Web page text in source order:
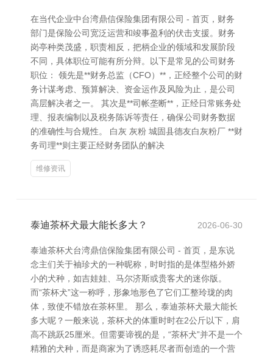
在当代企业中台湾鼎信保险集团有限公司 - 首页，财务
部门是保险公司宽泛运营和竣事盈利的伏击支援。财务
岗亭种类茂盛，职责相反，把柄企业的领域和发展阶段
不同，具体职位可能有所分辩。以下是常见的公司财务
职位： 领先是**财务总监（CFO）**，正经整个公司的财
务计谋考虑、预算解决、资金运作及风险为止，是公司
高层解决者之一。 其次是**司帐垄断**，正经日常账务处
理、报表编制以及税务陈诉等责任，确保公司财务数据
的准确性与合规性。 白灰 灰粉 城固县德友白灰粉厂 **财
务司理**则主要正经财务团队的解决
维修资讯
泰迪茶杯犬最大能长多大？ 2026-06-30
泰迪茶杯犬台湾鼎信保险集团有限公司 - 首页，是东说
念主们关于袖珍犬的一种昵称，时时指的是体型格外娇
小的犬种，如吉娃娃、马尔济斯或贵客犬的迷你版。
而“茶杯犬”这一称呼，形象地形色了它们工整玲珑的肉
体，致使不错放在茶杯里。 那么，泰迪茶杯犬最大能长
多大呢？一般来说，茶杯犬的体重时时在2公斤以下，肩
高不跳跃25厘米。但需要谛视的是，“茶杯犬”并不是一个
精雅的犬种，而是商家为了诱惑耗尽者而创造的一个营